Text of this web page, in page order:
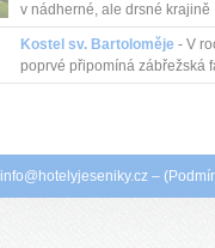
v nádherné, ale drsné krajině
Kostel sv. Bartoloměje- V
poprvé připomíná zábřežská
info@ hotelyjeseniky.cz – (